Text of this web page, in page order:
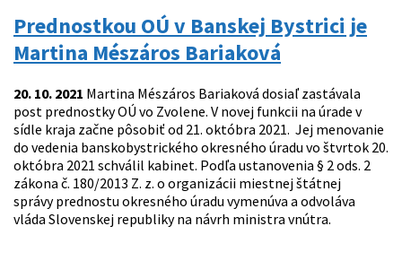
Prednostkou OÚ v Banskej Bystrici je
Martina Mészáros Bariaková
20. 10. 2021 Martina Mészáros Bariaková dosiaľ zastávala
post prednostky OÚ vo Zvolene. V novej funkcii na úrade v
sídle kraja začne pôsobiť od 21. októbra 2021. Jej menovanie
do vedenia banskobystrického okresného úradu vo štvrtok 20.
októbra 2021 schválil kabinet. Podľa ustanovenia § 2 ods. 2
zákona č. 180/2013 Z. z. o organizácii miestnej štátnej
správy prednostu okresného úradu vymenúva a odvoláva
vláda Slovenskej republiky na návrh ministra vnútra.